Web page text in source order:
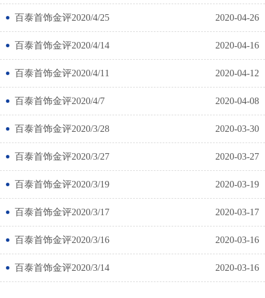
百泰首饰金评2020/4/25 2020-04-26
百泰首饰金评2020/4/14 2020-04-16
百泰首饰金评2020/4/11 2020-04-12
百泰首饰金评2020/4/7 2020-04-08
百泰首饰金评2020/3/28 2020-03-30
百泰首饰金评2020/3/27 2020-03-27
百泰首饰金评2020/3/19 2020-03-19
百泰首饰金评2020/3/17 2020-03-17
百泰首饰金评2020/3/16 2020-03-16
百泰首饰金评2020/3/14 2020-03-16